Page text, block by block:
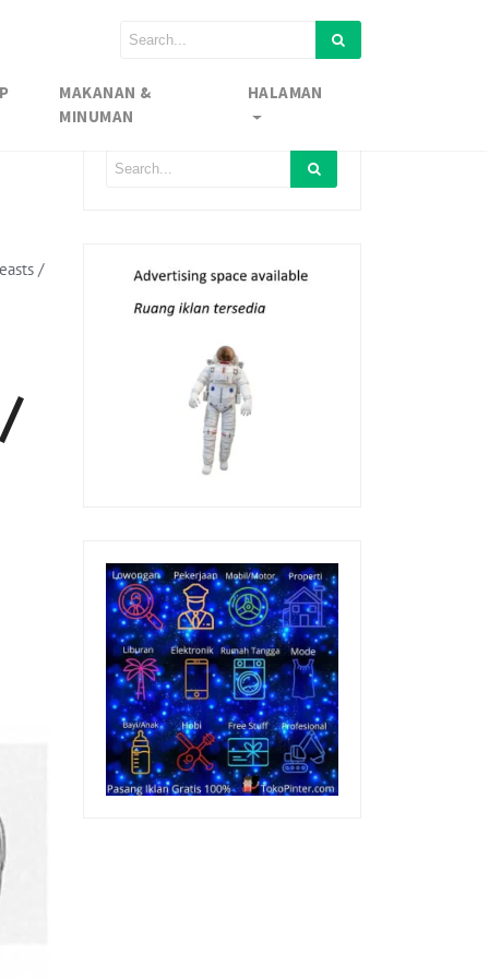
MAKANAN &
MINUMAN
HALAMAN
/